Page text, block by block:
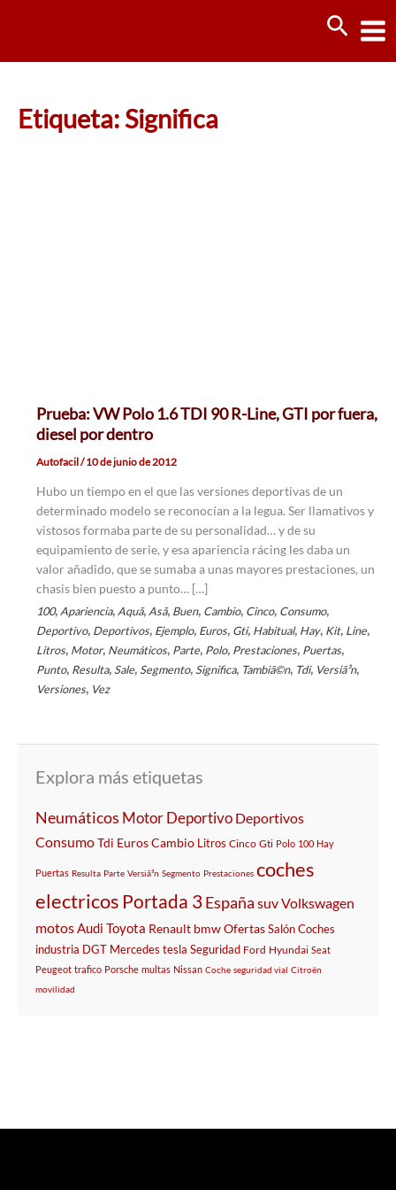
Etiqueta: Significa
Prueba: VW Polo 1.6 TDI 90 R-Line, GTI por fuera,
diesel por dentro
Autofacil/10 de junio de 2012
Hubo un tiempo en el que las versiones deportivas de un
determinado modelo se reconocían a la legua. Ser llamativos y
vistosos formaba parte de su personalidad… y de su
equipamiento de serie, y esa apariencia rácing les daba un
valor añadido, que se sumaba a unas mayores prestaciones, un
chasis bien puesto a punto… […]
100, Apariencia, Aquã­, Asã­, Buen, Cambio, Cinco, Consumo,
Deportivo, Deportivos, Ejemplo, Euros, Gti, Habitual, Hay, Kit, Line,
Litros, Motor, Neumáticos, Parte, Polo, Prestaciones, Puertas,
Punto, Resulta, Sale, Segmento, Significa, Tambiã©n, Tdi, Versiã³n,
Versiones, Vez
Explora más etiquetas
Neumáticos MotorDeportivo Deportivos
ConsumoTdi EurosCambio Litros Cinco Gti Polo 100 Hay
Puertas Resulta Parte Versiã³n Segmento Prestaciones coches
electricos Portada 3España suvVolkswagen
motosAudi Toyota Renault bmwOfertasSalónCoches
industria DGT Mercedes tesla Seguridad Ford Hyundai Seat
Peugeot trafico Porsche multas Nissan Coche seguridad vial Citroën
movilidad